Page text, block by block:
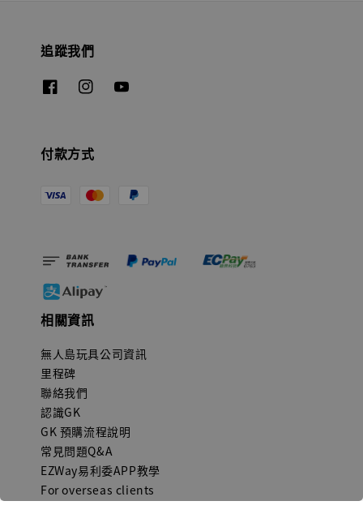
追蹤我們
付款方式
相關資訊
無人島玩具公司資訊
里程碑
聯絡我們
認識GK
GK 預購流程說明
常見問題Q&A
EZWay易利委APP教學
For overseas clients